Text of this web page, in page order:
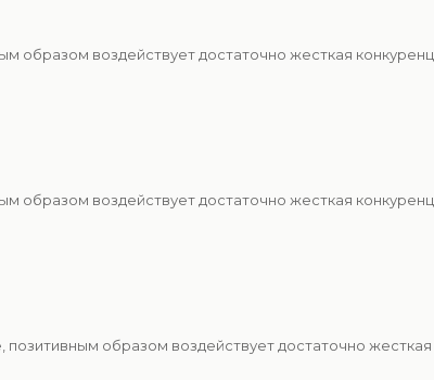
образом воздействует достаточно жесткая
образом воздействует достаточно жесткая
образом воздействует достаточно жесткая